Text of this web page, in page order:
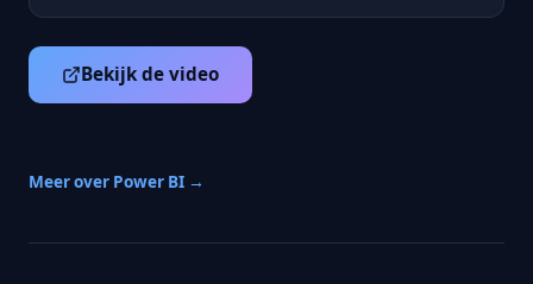
Bekijk de video
Meer over Power BI →